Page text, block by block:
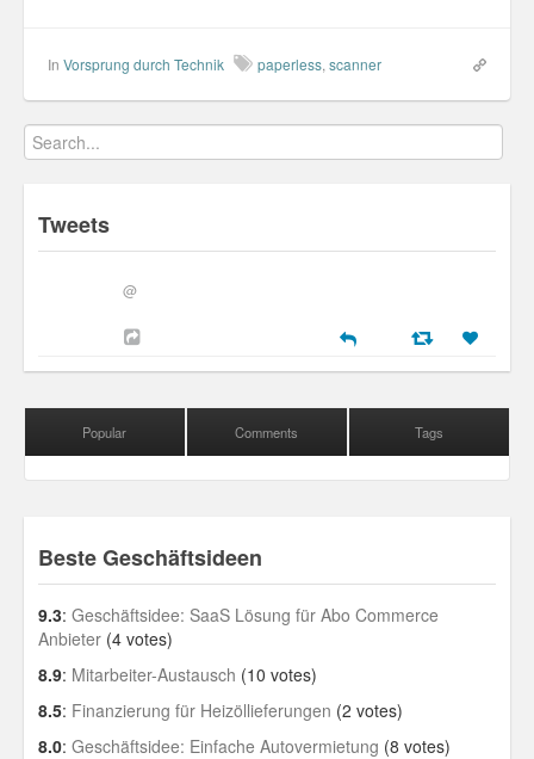
In Vorsprung durch Technik paperless, scanner
Tweets
@
Popular Comments Tags
Beste Geschäftsideen
9.3: Geschäftsidee: SaaS Lösung für Abo Commerce
Anbieter (4 votes)
8.9: Mitarbeiter-Austausch (10 votes)
8.5: Finanzierung für Heizöllieferungen (2 votes)
8.0: Geschäftsidee: Einfache Autovermietung (8 votes)